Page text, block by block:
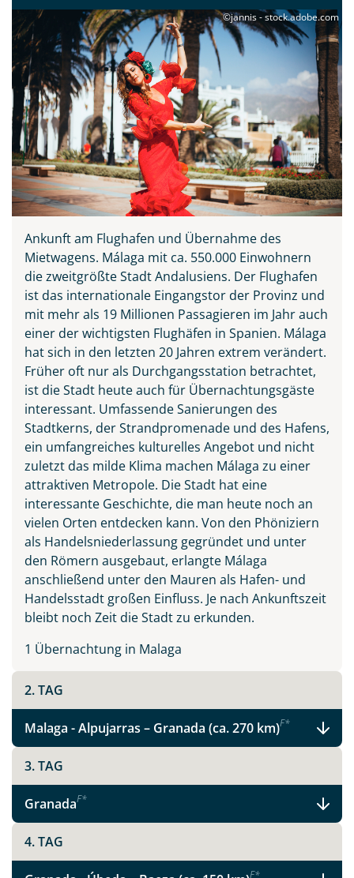
Teile diese Reise
©jannis - stock.adobe.com
Ankunft am Flughafen und Übernahme des
Mietwagens. Málaga mit ca. 550.000 Einwohnern
die zweitgrößte Stadt Andalusiens. Der Flughafen
ist das internationale Eingangstor der Provinz und
mit mehr als 19 Millionen Passagieren im Jahr auch
einer der wichtigsten Flughäfen in Spanien. Málaga
hat sich in den letzten 20 Jahren extrem verändert.
Früher oft nur als Durchgangsstation betrachtet,
ist die Stadt heute auch für Übernachtungsgäste
interessant. Umfassende Sanierungen des
Stadtkerns, der Strandpromenade und des Hafens,
ein umfangreiches kulturelles Angebot und nicht
zuletzt das milde Klima machen Málaga zu einer
attraktiven Metropole. Die Stadt hat eine
interessante Geschichte, die man heute noch an
vielen Orten entdecken kann. Von den Phöniziern
als Handelsniederlassung gegründet und unter
den Römern ausgebaut, erlangte Málaga
anschließend unter den Mauren als Hafen- und
Handelsstadt großen Einfluss. Je nach Ankunftszeit
bleibt noch Zeit die Stadt zu erkunden.
1 Übernachtung in Malaga
2. TAG
Malaga - Alpujarras – Granada (ca. 270 km)F*
3. TAG
GranadaF*
4. TAG
F*